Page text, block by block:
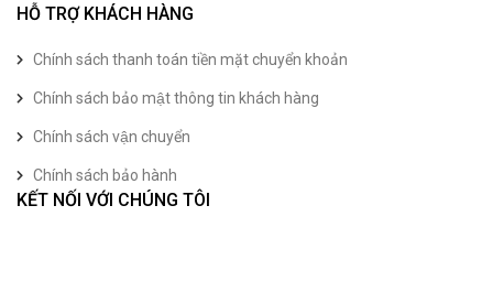
HỖ TRỢ KHÁCH HÀNG
Chính sách thanh toán tiền mặt chuyển khoản
Chính sách bảo mật thông tin khách hàng
Chính sách vận chuyển
Chính sách bảo hành
KẾT NỐI VỚI CHÚNG TÔI